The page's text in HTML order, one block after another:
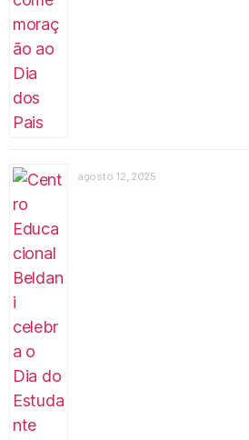
agosto 12, 2025